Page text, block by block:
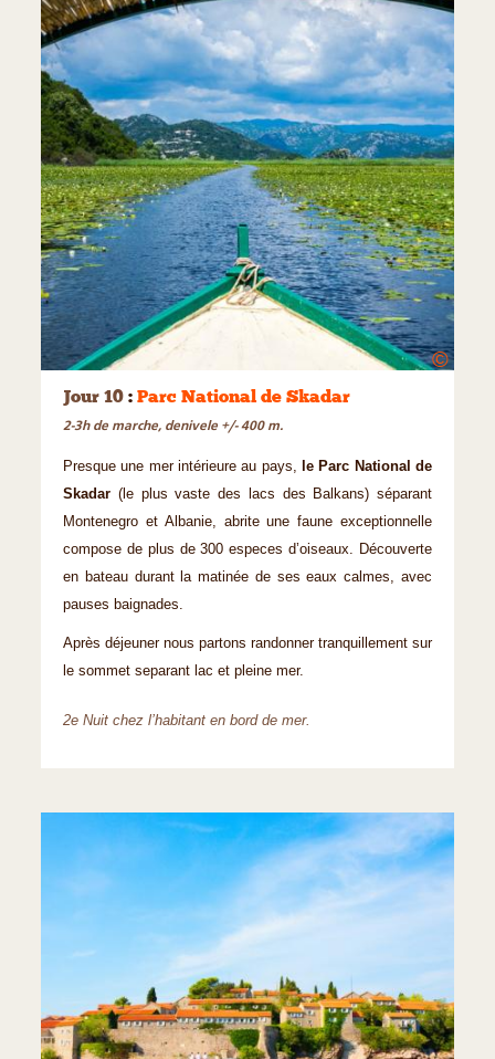
©
Jour 10 : Parc National de Skadar
2-3h de marche, denivele +/- 400 m.
Presque une mer intérieure au pays,
le Parc National de
Skadar (le plus vaste des lacs des Balkans) séparant
Montenegro et Albanie, abrite une faune exceptionnelle
compose de plus de 300 especes d’oiseaux. Découverte
en bateau durant la matinée de ses eaux calmes, avec
pauses baignades.
Après déjeuner nous partons randonner tranquillement sur
le sommet separant lac et pleine mer.
2e Nuit chez l’habitant en bord de mer.